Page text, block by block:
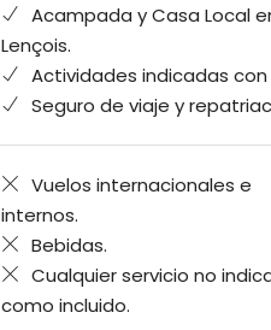
Acampada y Casa Local
Lençois.
Actividades indicadas con
Seguro de viaje y
Vuelos internacionales e
internos.
Bebidas.
Cualquier servicio no
como incluido.